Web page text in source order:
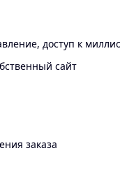
доступ к
сайт
заказа